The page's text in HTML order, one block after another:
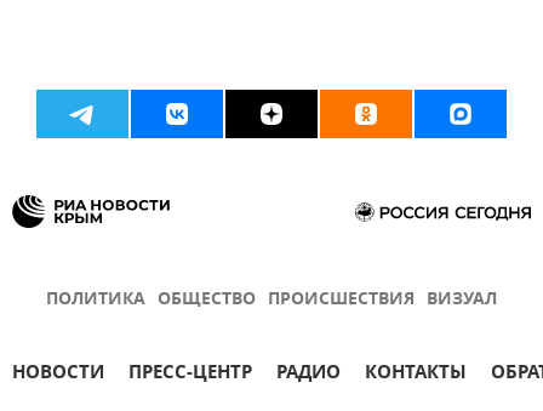
ПОЛИТИКА ОБЩЕСТВО ПРОИСШЕСТВИЯ ВИЗУАЛ
НОВОСТИ ПРЕСС-ЦЕНТР РАДИО КОНТАКТЫ